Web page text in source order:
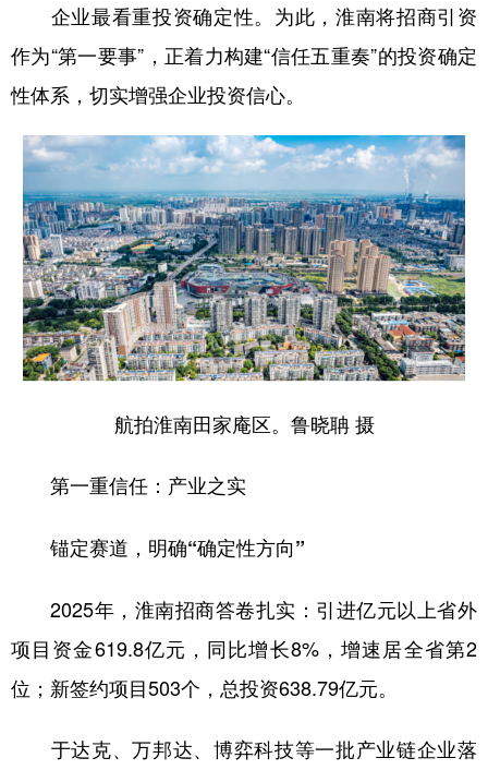
学术中国 乡村振兴 银龄 溯源中国
公益 一带一路 亚太网 上市公司
文化产业
地方频道
北京 天津 河北 山西
安徽 福建
山东 河南
陕西 甘肃 青海 宁夏
多语种频道
企业最看重投资确定性。为此，淮南将招商引资
作为“第一要事”，正着力构建“信任五重奏”的投资确定
性体系，切实增强企业投资信心。
航拍淮南田家庵区。鲁晓聃 摄
第一重信任：产业之实
锚定赛道，明确“确定性方向”
2025年，淮南招商答卷扎实：引进亿元以上省外
项目资金619.8亿元，同比增长8%，增速居全省第2
位；新签约项目503个，总投资638.79亿元。
于达克、万邦达、博弈科技等一批产业链企业落